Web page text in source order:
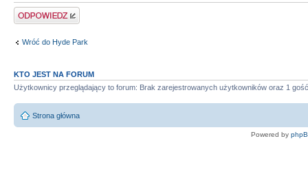
Wyślij odpowiedź
Wróć do Hyde Park
KTO JEST NA FORUM
Użytkownicy przeglądający to forum: Brak zarejestrowanych użytkowników oraz 1 gość
Strona główna
Powered by